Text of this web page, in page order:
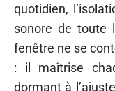
quotidien,
sonore de toute
fenêtre ne se
: il maîtrise
dormant à